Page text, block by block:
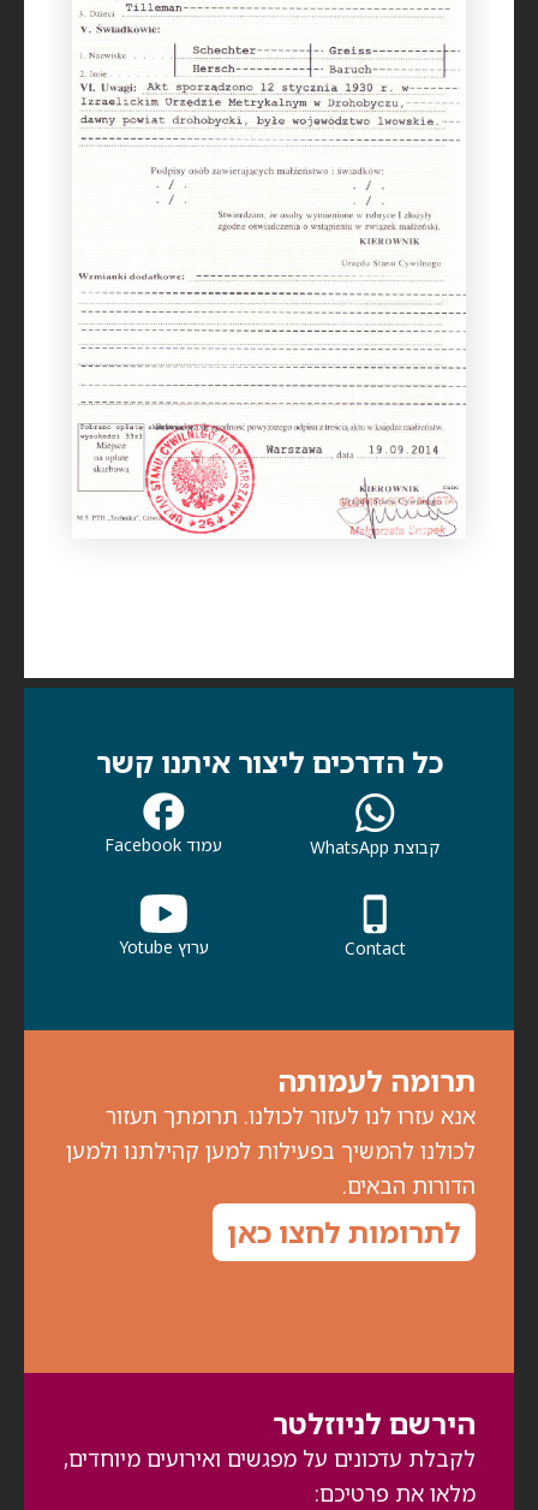
הירשם לניוזלטר
לקבלת עדכונים על מפגשים ואירועים מיוחדים,
מלאו את פרטיכם:
תרומה לעמותה
אנא עזרו לנו לעזור לכולנו. תרומתך תעזור
לכולנו להמשיך בפעילות למען קהילתנו ולמען
הדורות הבאים.
לתרומות לחצו כאן
כל הדרכים ליצור איתנו קשר
קבוצת WhatsApp עמוד Facebook
Contact ערוץ Yotube